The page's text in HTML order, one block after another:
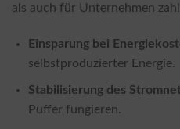
als auch für Unternehmen
Einsparung bei
selbstproduzierter Energie.
Stabilisierung des
Puffer fungieren.